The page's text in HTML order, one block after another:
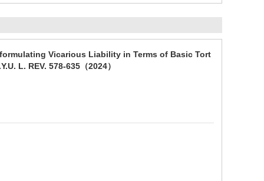
Vicarious Liability in Terms of Basic Tort
L. REV. 578-635（2024）